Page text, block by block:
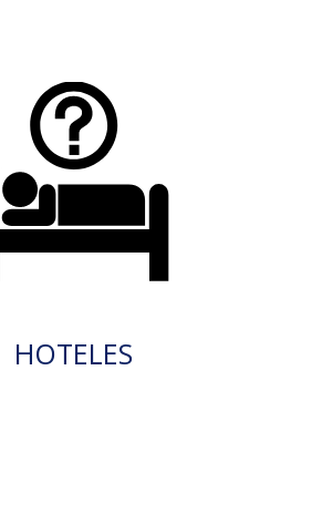
HOTELES